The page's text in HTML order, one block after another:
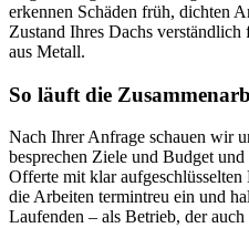
erkennen Schäden früh, dichten
Zustand Ihres Dachs
aus Metall.
So läuft die
Nach Ihrer Anfrage schauen wir
besprechen Ziele und Budget
Offerte mit klar
die Arbeiten termintreu ein und
Laufenden – als Betrieb, der